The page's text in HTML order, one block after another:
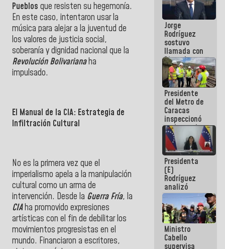
Pueblos que resisten su hegemonía.
En este caso, intentaron usar la
música para alejar a la juventud de
los valores de justicia social,
soberanía y dignidad nacional que la
Revolución Bolivarianaha
impulsado.
El Manual de la CIA: Estrategia de
Infiltración Cultural
No es la primera vez que el
imperialismo apela a la manipulación
cultural como un arma de
intervención. Desde la Guerra Fría, la
CIAha promovido expresiones
artísticas con el fin de debilitar los
movimientos progresistas en el
mundo. Financiaron a escritores,
Venezuela"
a servidores
públicos
Jorge
Rodríguez
sostuvo
llamada con
Dinorah
Figuera y
acuerdan
primer
encuentro
presencial
para el
diálogo
Presidente
del Metro de
Caracas
inspeccionó
trabajos de
rehabilitación
y
modernización
de la vía
férrea
Presidenta
(E)
Rodríguez
analizó
junto a
gobernadores
planes de
recuperación
del Sistema
Eléctrico
Ministro
Cabello
supervisa